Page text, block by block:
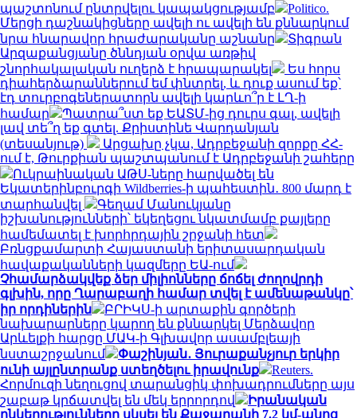
պաշտոնում ընտրվելու կապակցությամբ
Politico.
Մերցի դաշնակիցները ավելի ու ավելի են քննարկում
նրա հնարավոր հրաժարականը աշնանը
Տիգրան
Արզաքանցյանը ծննդյան օրվա առթիվ
շնորհակալական ուղերձ է հրապարակել
Ես հորս
դիահերձարաններում եմ փնտրել, և դուք ասում եք՝
էդ տուրբոգեներատորն ավելի կարևո՞ր է ԼՂ-ի
համար
Պատրա՞ստ եք ԵԱՏՄ-ից դուրս գալ, ավելի
լավ տե՞ղ եք գտել. Քրիստինե Վարդանյան
(տեսանյութ)
Արցախը չկա, Ադրբեջանի զորքը ՀՀ-
ում է, Թուրքիան պաշտպանում է Ադրբեջանի շահերը
Ուկրաինական ԱԹՍ-ները հարվածել են
Եկատերինբուրգի Wildberries-ի պահեստին․ 800 մարդ է
տարհանվել
Գեղամ Մանուկյանը
իշխանությունների՝ եկեղեցու նկատմամբ քայլերը
համեմատել է խորհրդային շրջանի հետ
Բռնցքամարտի Հայաստանի երիտասարդական
հավաքականների կազմերը ԵԱ-ում
Չհամարձակվեք ձեր միլիոնները ճոճել ժողովրդի
գլխին, որը Ղարաբաղի համար տվել է ամենաթանկը՝
իր որդիներին
ԲՐԻԿՍ-ի արտաքին գործերի
նախարարները կարող են քննարկել Մերձավոր
Արևելքի հարցը ՄԱԿ-ի Գլխավոր ասամբլեայի
նստաշրջանում
Փաշինյան․ Յուրաքանչյուր երկիր
ունի այլընտրանք ստեղծելու իրավունք
Reuters.
Հորմուզի նեղուցով տարանցիկ փոխադրումները այս
շաբաթ կրճատվել են մեկ երրորդով
Իրանական
ընկերությունները սկսել են Քաջարանի 7.2 կմ-անոց